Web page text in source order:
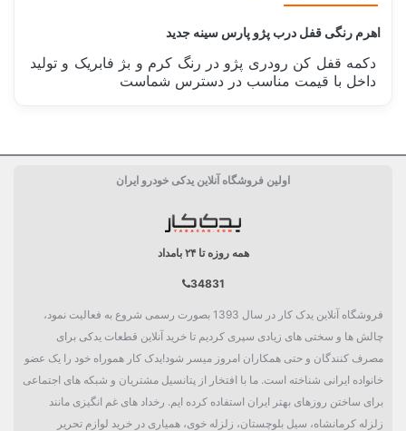
اهرم رنگی قفل درب پژو پارس سینه جدید
دکمه قفل کن رودری پژو در رنگ کرم و بژ فابریک و تولید
داخل با قیمت مناسب در دسترس شماست
بدنه
اولین فروشگاه آنلاین یدکی خودرو ایران
همه روزه تا ۲۴ بامداد
34831
فروشگاه آنلاین یدک کار در سال 1393 بصورت رسمی شروع به فعالیت نمود،
چالش ها و سختی های زیادی سپری کردیم تا خرید آنلاین قطعات یدکی برای
مصرف کنندگان و حتی همکاران امروز میسر شود!یدک کار هموراه خود را یک عضو
خانواده ایرانی شناخته است. ما با افتخار از پتانسیل مشتریان و شبکه های اجتماعی
برای ساختن روزهای بهتر ایران استفاده کرده ایم. رخداد های غم انگیزی مانند
زلزله کرمانشاه، سیل بلوچستان، زلزله خوی، همیاری در خرید لوازم تحریر